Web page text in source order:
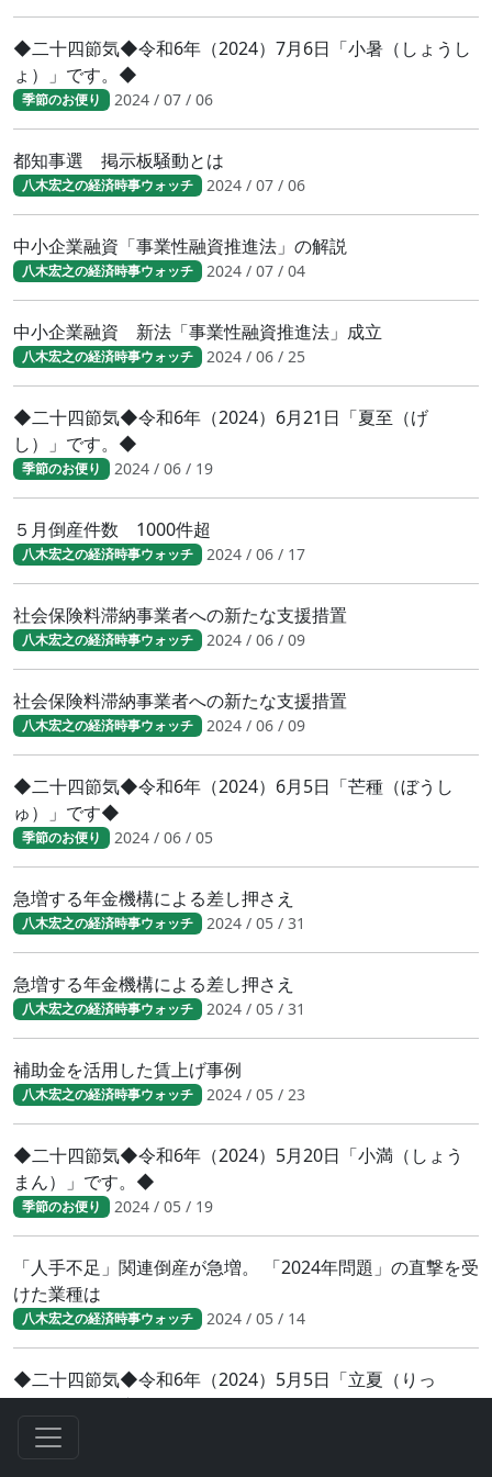
◆二十四節気◆令和6年（2024）7月6日「小暑（しょうし
ょ）」です。◆
季節のお便り 2024 / 07 / 06
都知事選 掲示板騒動とは
八木宏之の経済時事ウォッチ 2024 / 07 / 06
中小企業融資「事業性融資推進法」の解説
八木宏之の経済時事ウォッチ 2024 / 07 / 04
中小企業融資 新法「事業性融資推進法」成立
八木宏之の経済時事ウォッチ 2024 / 06 / 25
◆二十四節気◆令和6年（2024）6月21日「夏至（げ
し）」です。◆
季節のお便り 2024 / 06 / 19
５月倒産件数 1000件超
八木宏之の経済時事ウォッチ 2024 / 06 / 17
社会保険料滞納事業者への新たな支援措置
八木宏之の経済時事ウォッチ 2024 / 06 / 09
社会保険料滞納事業者への新たな支援措置
八木宏之の経済時事ウォッチ 2024 / 06 / 09
◆二十四節気◆令和6年（2024）6月5日「芒種（ぼうし
ゅ）」です◆
季節のお便り 2024 / 06 / 05
急増する年金機構による差し押さえ
八木宏之の経済時事ウォッチ 2024 / 05 / 31
急増する年金機構による差し押さえ
八木宏之の経済時事ウォッチ 2024 / 05 / 31
補助金を活用した賃上げ事例
八木宏之の経済時事ウォッチ 2024 / 05 / 23
◆二十四節気◆令和6年（2024）5月20日「小満（しょう
まん）」です。◆
季節のお便り 2024 / 05 / 19
「人手不足」関連倒産が急増。 「2024年問題」の直撃を受
けた業種は
八木宏之の経済時事ウォッチ 2024 / 05 / 14
◆二十四節気◆令和6年（2024）5月5日「立夏（りっ
か）」です。◆
季節のお便り